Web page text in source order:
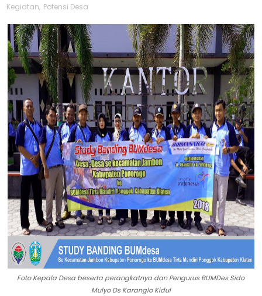
Kegiatan, Potensi Desa
Foto Kepala Desa beserta perangkatnya dan Pengurus BUMDes Sido
Mulyo Ds Karanglo Kidul